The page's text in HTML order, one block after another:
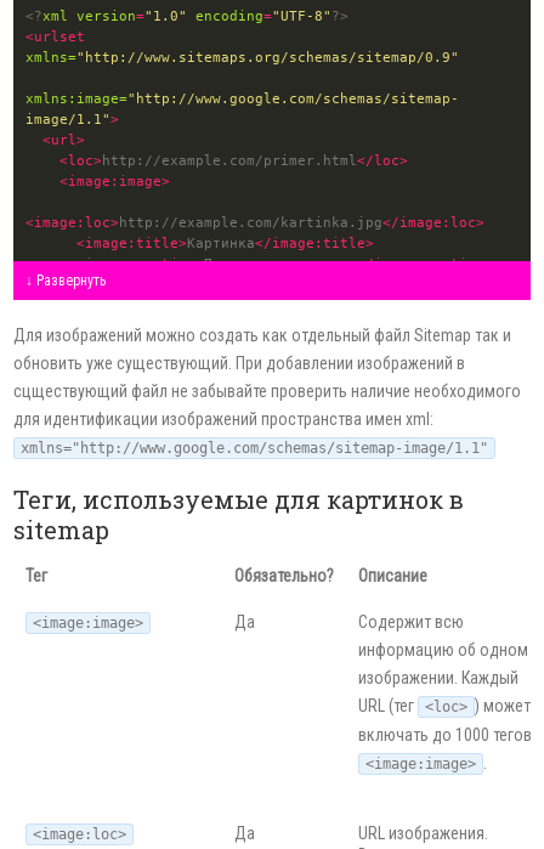
<?xml version="1.0" encoding="UTF-8" ?>
<urlset
xmlns="http://www.sitemaps.org/schemas/sitemap/0.9"
xmlns:image="http://www.google.com/schemas/sitemap-
image/1.1">
<url>
<loc>http://example.com/primer.html</loc>
<image:image>
<image:loc>http://example.com/kartinka.jpg</image:loc>
<image:title>Картинка</image:title>
<image:caption>Подпись к картинке</image:caption>
</image:image>
<image:image>
<image:loc>
http://example.com/photo.png
</image:loc>
<image:title> Фото</image:title>
<image:caption>Подпись к фото</image:caption>
</image:image>
</urlset>
↓ Развернуть
Для изображений можно создать как отдельный файл Sitemap так и
обновить уже существующий. При добавлении изображений в
сцществующий файл не забывайте проверить наличие необходимого
для идентификации изображений пространства имен xml:
xmlns="http://www.google.com/schemas/sitemap-image/1.1"
Теги, используемые для картинок в
sitemap
Тег Обязательно? Описание
<image:image> Да
Содержит всю
информацию об одном
изображении. Каждый
URL (тег
<loc> ) может
включать до 1000 тегов
<image:image>
<image:loc> Да
URL изображения.